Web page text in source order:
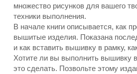
множество рисунков для вашего
техники выполнения.
В начале книги описывается, как
вышитые изделия. Показана
и как вставить вышивку в рамку,
Хотите ли вы выполнить вышивку
это сделать. Позвольте этому